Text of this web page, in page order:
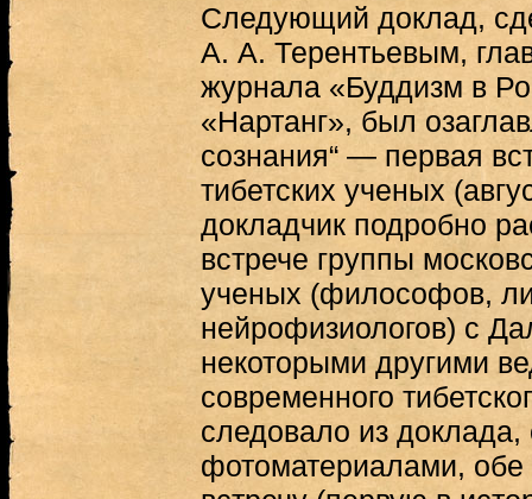
Следующий доклад,
А. А. Терентьевым,
журнала «Буддизм в
«Нартанг», был
сознания“ — первая
тибетских ученых
докладчик подробно
встрече группы
ученых (философов,
нейрофизиологов) с
некоторыми другими
современного
следовало из
фотоматериалами,